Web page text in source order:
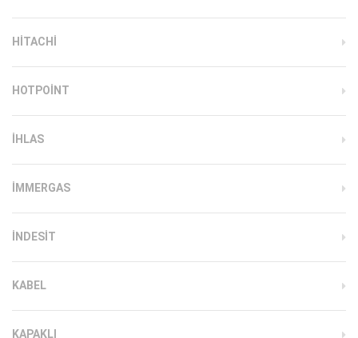
HITACHI
HOTPOINT
IHLAS
İMMERGAS
INDESIT
KABEL
KAPAKLI